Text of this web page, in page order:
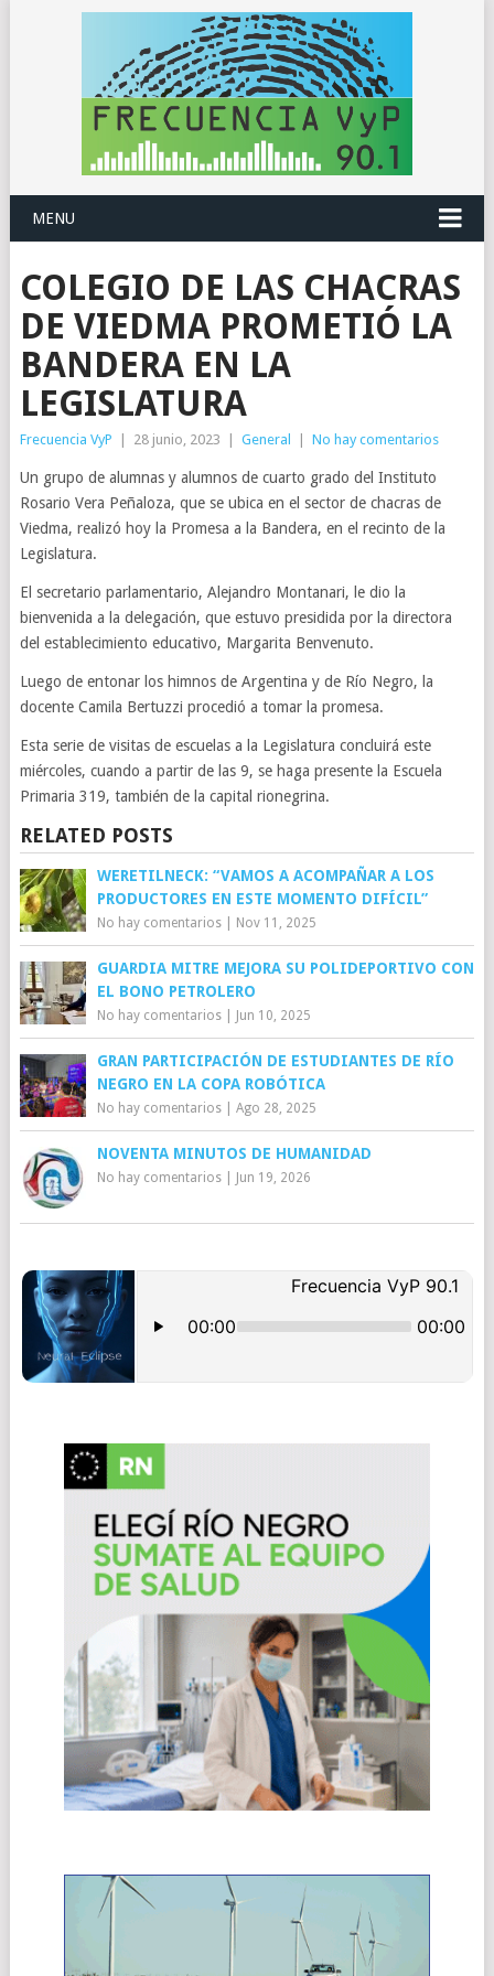
MENU
COLEGIO DE LAS CHACRAS
DE VIEDMA PROMETIÓ LA
BANDERA EN LA
LEGISLATURA
Frecuencia VyP 28 junio, 2023 General No hay comentarios
Un grupo de alumnas y alumnos de cuarto grado del Instituto
Rosario Vera Peñaloza, que se ubica en el sector de chacras de
Viedma, realizó hoy la Promesa a la Bandera, en el recinto de la
Legislatura.
El secretario parlamentario, Alejandro Montanari, le dio la
bienvenida a la delegación, que estuvo presidida por la directora
del establecimiento educativo, Margarita Benvenuto.
Luego de entonar los himnos de Argentina y de Río Negro, la
docente Camila Bertuzzi procedió a tomar la promesa.
Esta serie de visitas de escuelas a la Legislatura concluirá este
miércoles, cuando a partir de las 9, se haga presente la Escuela
Primaria 319, también de la capital rionegrina.
RELATED POSTS
WERETILNECK: “VAMOS A ACOMPAÑAR A LOS
PRODUCTORES EN ESTE MOMENTO DIFÍCIL”
No hay comentarios| Nov 11, 2025
GUARDIA MITRE MEJORA SU POLIDEPORTIVO CON
EL BONO PETROLERO
No hay comentarios| Jun 10, 2025
GRAN PARTICIPACIÓN DE ESTUDIANTES DE RÍO
NEGRO EN LA COPA ROBÓTICA
No hay comentarios| Ago 28, 2025
NOVENTA MINUTOS DE HUMANIDAD
No hay comentarios| Jun 19, 2026